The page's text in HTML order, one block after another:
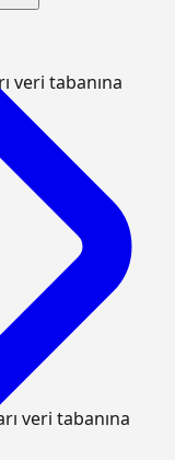
veri tabanına
veri tabanına